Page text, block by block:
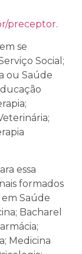
preceptor.
se
Social;
ou Saúde
essa
formados
Saúde
Bacharel
Medicina